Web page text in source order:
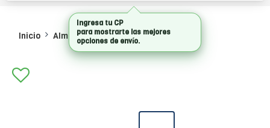
Inicio Almacenamiento Hdd Internos